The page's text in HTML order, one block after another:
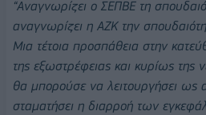
“Αναγνωρίζει ο ΣΕΠΒΕ τη
αναγνωρίζει η ΑΖΚ την
Μια τέτοια προσπάθεια στην
της εξωστρέφειας και κυρίως της
θα μπορούσε να λειτουργήσει
σταματήσει η διαρροή των